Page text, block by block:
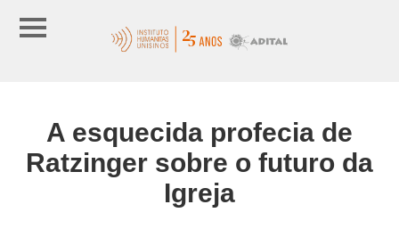
A esquecida profecia de
Ratzinger sobre o futuro da
Igreja